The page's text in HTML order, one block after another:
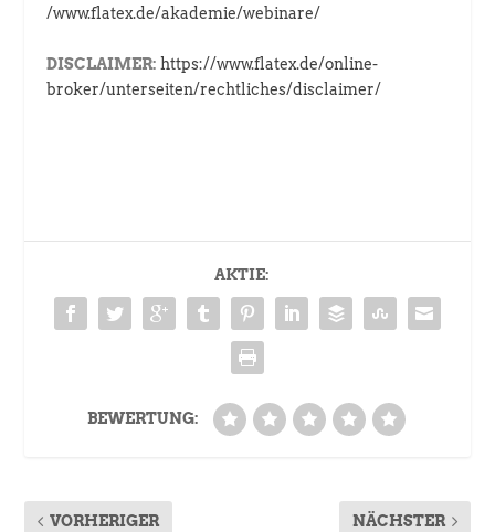
/www.flatex.de/akademie/webinare/
DISCLAIMER: https://www.flatex.de/online-
broker/unterseiten/rechtliches/disclaimer/
AKTIE:
BEWERTUNG:
VORHERIGER NÄCHSTER